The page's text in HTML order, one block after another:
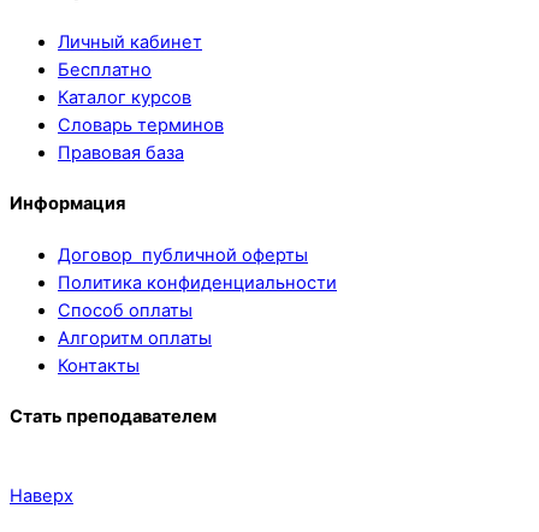
Личный кабинет
Бесплатно
Каталог курсов
Словарь терминов
Правовая база
Информация
Договор публичной оферты
Политика конфиденциальности
Способ оплаты
Алгоритм оплаты
Контакты
Стать преподавателем
Наверх